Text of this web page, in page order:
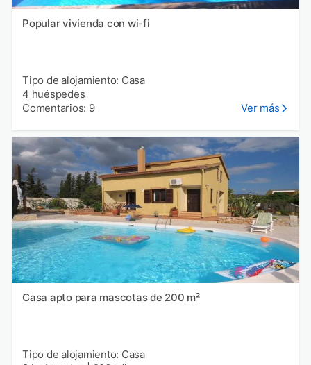
Popular vivienda con wi-fi
Tipo de alojamiento: Casa
4 huéspedes
Comentarios: 9
Ver más
Casa apto para mascotas de 200 m²
Tipo de alojamiento: Casa